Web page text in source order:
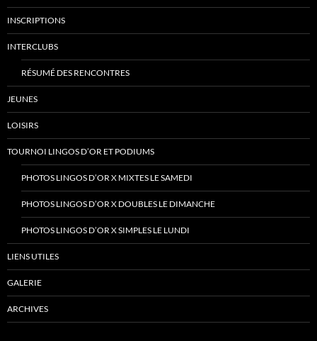
INSCRIPTIONS
INTERCLUBS
RÉSUMÉ DES RENCONTRES
JEUNES
LOISIRS
TOURNOI LINGOS D’OR ET PODIUMS
PHOTOS LINGOS D’OR X MIXTES LE SAMEDI
PHOTOS LINGOS D’OR X DOUBLES LE DIMANCHE
PHOTOS LINGOS D’OR X SIMPLES LE LUNDI
LIENS UTILES
GALERIE
ARCHIVES